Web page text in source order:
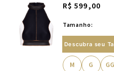
R$ 599,00
Tamanho:
Descubra seu
M G GG